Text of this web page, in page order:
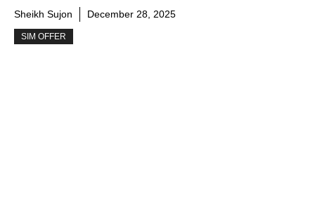
Sheikh Sujon December 28, 2025
SIM OFFER